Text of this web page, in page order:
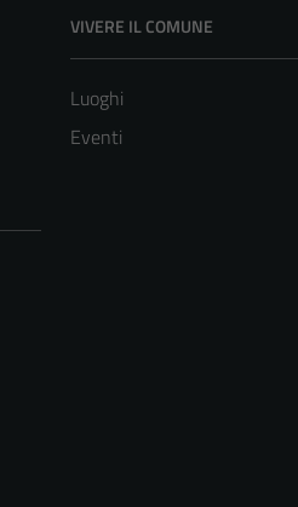
VIVERE IL COMUNE
Luoghi
Eventi